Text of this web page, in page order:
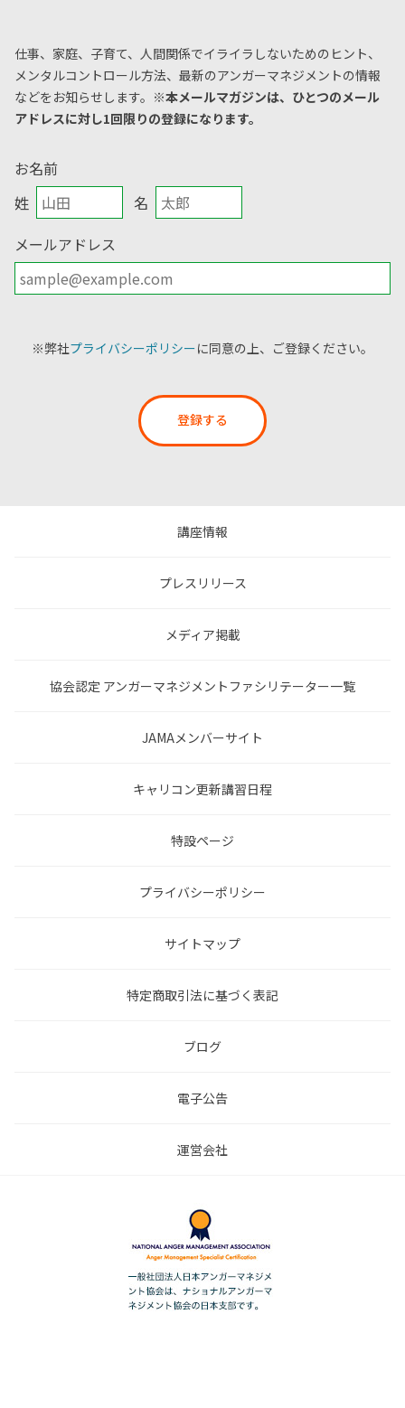
仕事、家庭、子育て、人間関係でイライラしないためのヒント、
メンタルコントロール方法、 最新のアンガーマネジメントの情報
などをお知らせします。 ※本メールマガジンは、ひとつのメール
アドレスに対し1回限りの登録になります。
お名前
姓
名
メールアドレス
※弊社プライバシーポリシーに同意の上、ご登録ください。
登録する
講座情報
プレスリリース
メディア掲載
協会認定 アンガーマネジメントファシリテーター一覧
JAMAメンバーサイト
キャリコン更新講習日程
特設ページ
プライバシーポリシー
サイトマップ
特定商取引法に基づく表記
ブログ
電子公告
運営会社